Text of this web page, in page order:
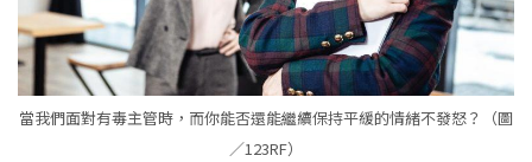
當我們面對有毒主管時，而你能否還能繼續保持平緩的情緒不發怒？（圖
／123RF）